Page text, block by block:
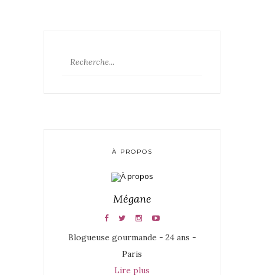
À PROPOS
Mégane
Blogueuse gourmande - 24 ans -
Paris
Lire plus